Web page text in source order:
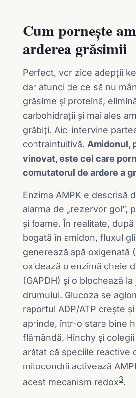
Cum pornește
arderea grăsimii
Perfect, vor zice adepții
dar atunci de ce să nu
grăsime și proteină,
carbohidrații și mai ales
grăbiți. Aici intervine
contraintuitivă. Amidonul,
vinovat, este cel care
comutatorul de ardere a
Enzima AMPK e descrisă
alarma de „rezervor gol”,
și foame. În realitate, după
bogată în amidon, fluxul
generează apă oxigenată
oxidează o enzimă cheie
(GAPDH) și o blochează la
drumului. Glucoza se
raportul ADP/ATP crește
aprinde, într-o stare bine
flămândă. Hinchy și colegii
arătat că speciile reactive
mitocondrii activează
acest mecanism redox3.